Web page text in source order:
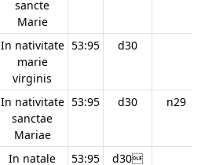
sancte
Marie
In nativitate
marie
virginis
53:95 d30
In nativitate
sanctae
Mariae
53:95 d30 n29
In natale 53:95 d30